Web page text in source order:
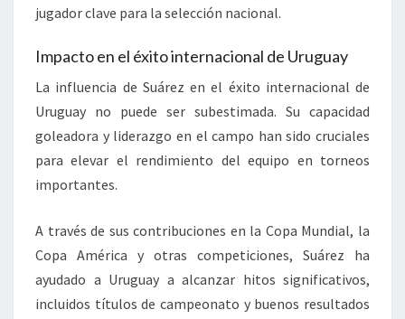
jugador clave para la selección nacional.
Impacto en el éxito internacional de Uruguay
La influencia de Suárez en el éxito internacional de
Uruguay no puede ser subestimada. Su capacidad
goleadora y liderazgo en el campo han sido cruciales
para elevar el rendimiento del equipo en torneos
importantes.
A través de sus contribuciones en la Copa Mundial, la
Copa América y otras competiciones, Suárez ha
ayudado a Uruguay a alcanzar hitos significativos,
incluidos títulos de campeonato y buenos resultados